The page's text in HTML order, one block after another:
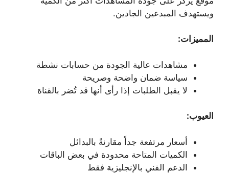
ويستهدف المبدعين الجادين.
المميزات:
مشاهدات عالية الجودة من حسابات نشطة
سياسة ضمان واضحة وصريحة
لا يقبل الطلبات إذا رأى أنها قد تُضر بالقناة
العيوب:
أسعار مرتفعة جداً مقارنةً بالبدائل
الكميات المتاحة محدودة في بعض الباقات
الدعم الفني بالإنجليزية فقط